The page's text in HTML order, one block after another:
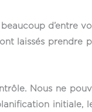
d’entre
laissés prendre
Nous ne
initiale,